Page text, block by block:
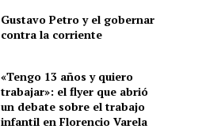
Gustavo Petro y el gobernar
contra la corriente
«Tengo 13 años y quiero
trabajar»: el flyer que abrió
un debate sobre el trabajo
infantil en Florencio Varela